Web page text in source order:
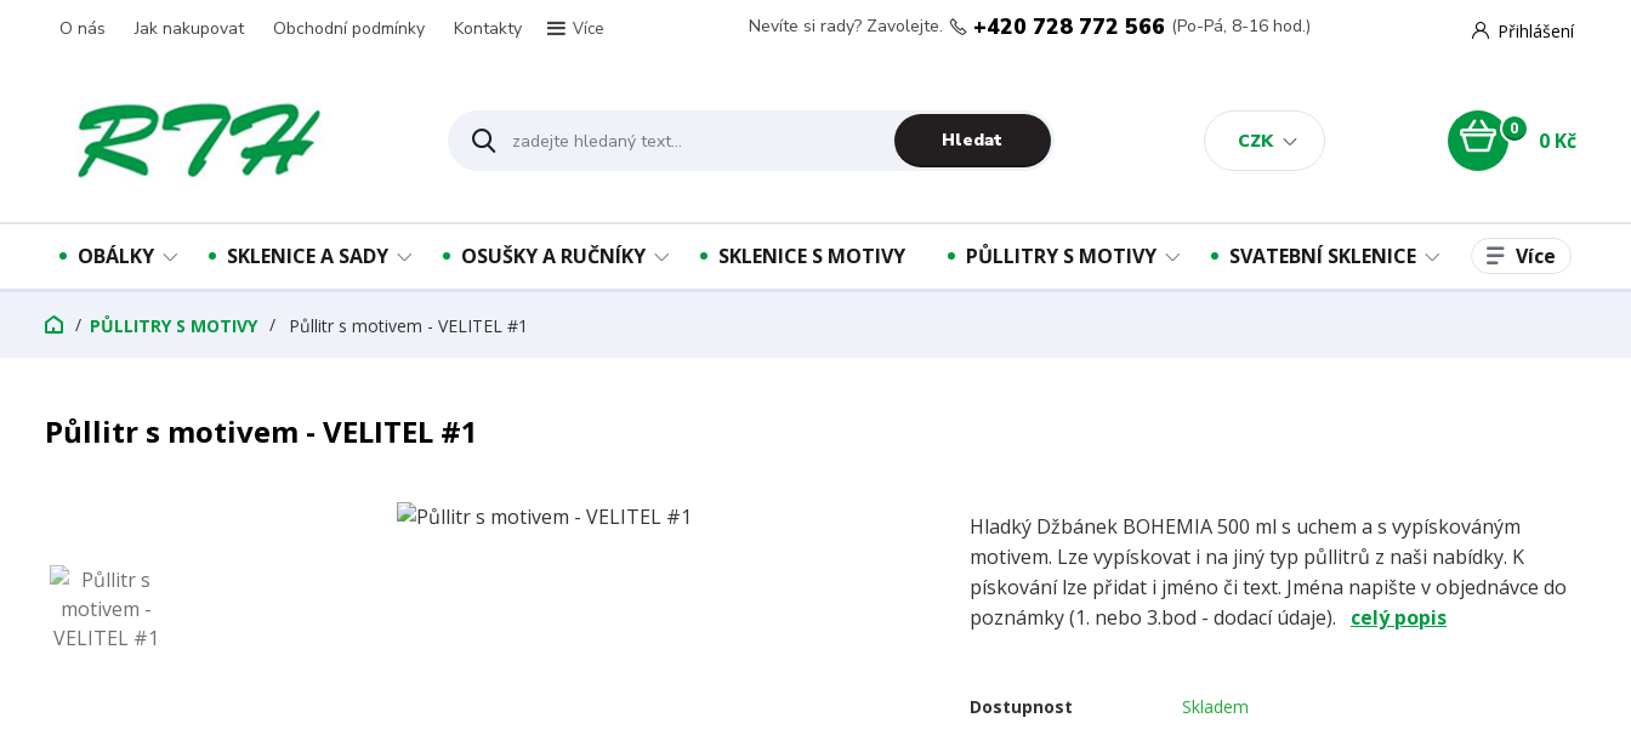
O nás Jak nakupovat Obchodní podmínky Kontakty Více
CZK
Přihlášení
Hledat
Nevíte si rady? Zavolejte. +420 728 772 566 (Po-Pá, 8-16 hod.)
0 0 Kč
OBÁLKY SKLENICE A SADY OSUŠKY A RUČNÍKY SKLENICE S MOTIVY PŮLLITRY S MOTIVY SVATEBNÍ SKLENICE Více
PŮLLITRY S MOTIVY Půllitr s motivem - VELITEL #1
Půllitr s motivem - VELITEL #1
Hladký Džbánek BOHEMIA 500 ml s uchem a s vypískováným
motivem. Lze vypískovat i na jiný typ půllitrů z naši nabídky. K
pískování lze přidat i jméno či text. Jména napište v objednávce do
poznámky (1. nebo 3.bod - dodací údaje). celý popis
Dostupnost Skladem